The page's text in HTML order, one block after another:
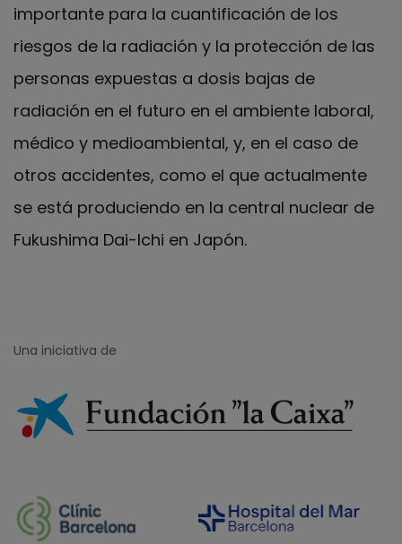
importante para la cuantificación de los
riesgos de la radiación y la protección de las
personas expuestas a dosis bajas de
radiación en el futuro en el ambiente laboral,
médico y medioambiental, y, en el caso de
otros accidentes, como el que actualmente
se está produciendo en la central nuclear de
Fukushima Dai-Ichi en Japón.
Una iniciativa de